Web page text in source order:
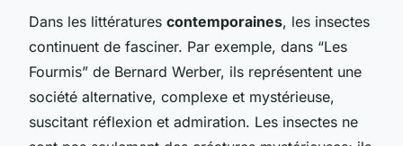
Dans les littératures contemporaines, les insectes
continuent de fasciner. Par exemple, dans “Les
Fourmis” de Bernard Werber, ils représentent une
société alternative, complexe et mystérieuse,
suscitant réflexion et admiration. Les insectes ne